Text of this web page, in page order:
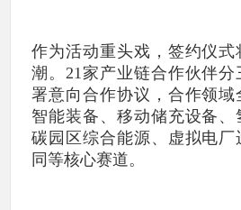
作为活动重头戏，签约仪
潮。21家产业链合作伙伴
署意向合作协议，合作领
智能装备、移动储充设备
碳园区综合能源、虚拟电
同等核心赛道。